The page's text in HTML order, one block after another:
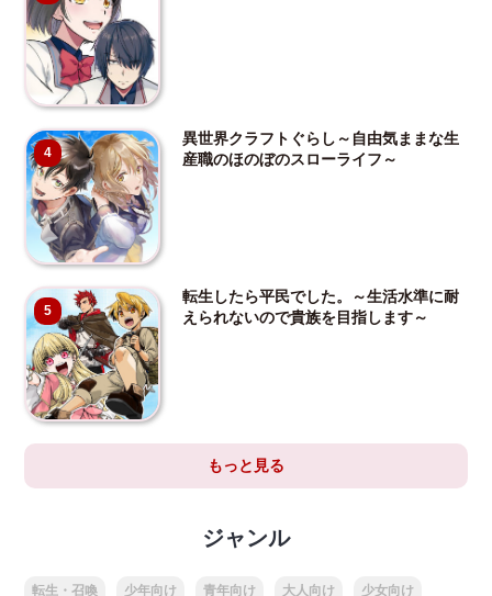
4
異世界クラフトぐらし～自由気ままな生
産職のほのぼのスローライフ～
5
転生したら平民でした。～生活水準に耐
えられないので貴族を目指します～
もっと見る
ジャンル
転生・召喚 少年向け 青年向け 大人向け 少女向け